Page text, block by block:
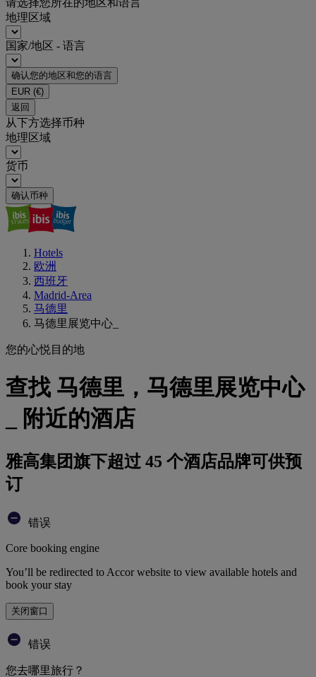
请选择您所在的地区和语言
地理区域
国家/地区 - 语言
确认您的地区和您的语言
EUR (€)
返回
从下方选择币种
地理区域
货币
确认币种
Hotels
欧洲
西班牙
Madrid-Area
马德里
马德里展览中心_
您的心悦目的地
查找 马德里，马德里展览中心
_ 附近的酒店
雅高集团旗下超过 45 个酒店品牌可供预
订
错误
Core booking engine
You’ll be redirected to Accor website to view available hotels and
book your stay
关闭窗口
错误
您去哪里旅行？